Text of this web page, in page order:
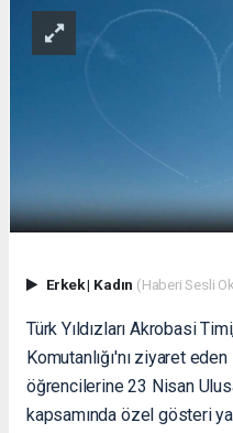
Erkek| Kadın (Haberi Sesli
Türk Yıldızları Akrobasi
Komutanlığı'nı ziyaret
öğrencilerine 23 Nisan
kapsamında özel gösteri